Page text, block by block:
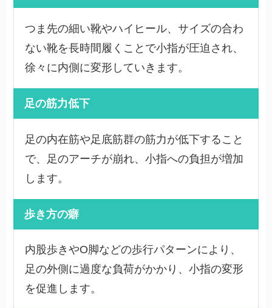
つま先の細い靴やハイヒール、サイズの合わ
ない靴を長時間履くことで小指が圧迫され、
徐々に内側に変形していきます。
足の筋力低下
足の内在筋や足底筋群の筋力が低下すること
で、足のアーチが崩れ、小指への負担が増加
します。
歩き方の癖
内股歩きやO脚などの歩行パターンにより、
足の外側に過度な負荷がかかり、小指の変形
を促進します。